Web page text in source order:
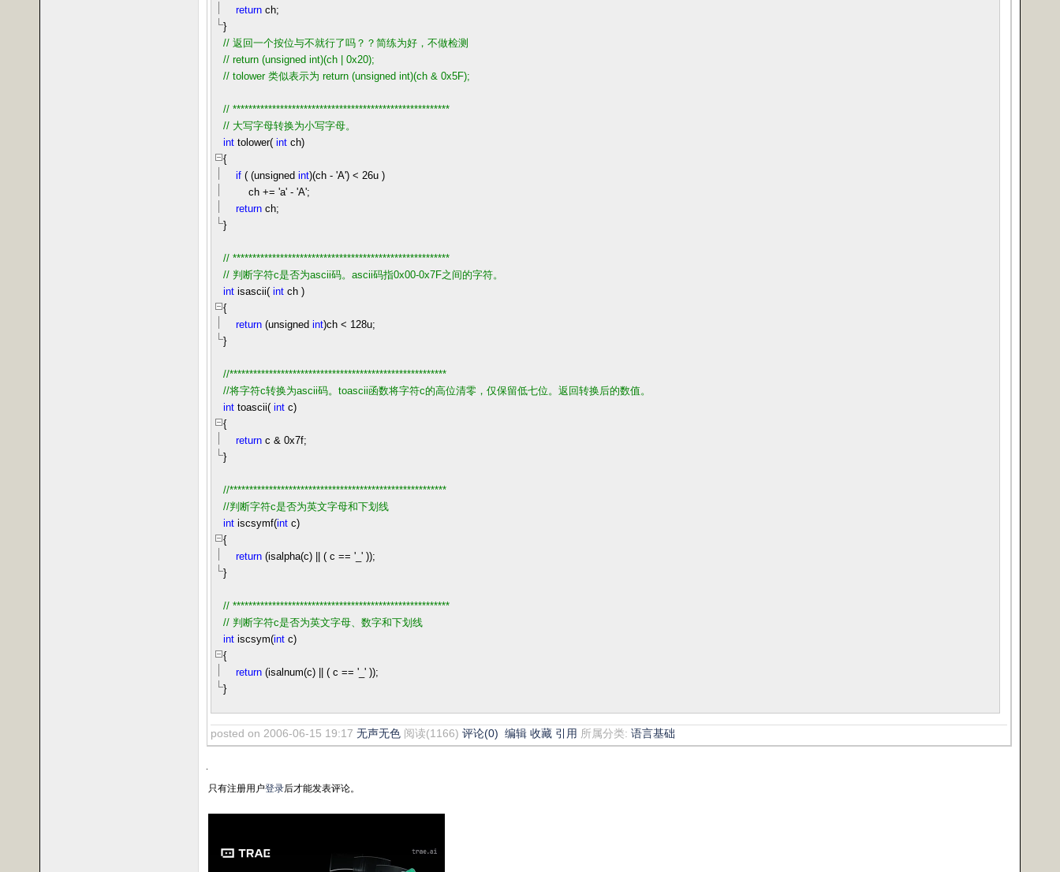
return ch;
}
// 返回一个按位与不就行了吗？？简练为好，不做检测
// return (unsigned int)(ch | 0x20);
// tolower 类似表示为 return (unsigned int)(ch & 0x5F);
// *******************************************************
// 大写字母转换为小写字母。
int tolower( int ch)
{
if ( (unsigned int)(ch - 'A') < 26u )
ch += 'a' - 'A';
return ch;
}
// *******************************************************
// 判断字符c是否为ascii码。ascii码指0x00-0x7F之间的字符。
int isascii( int ch )
{
return (unsigned int)ch < 128u;
}
//*******************************************************
//将字符c转换为ascii码。toascii函数将字符c的高位清零，仅保留低七位。返回转换后的数值。
int toascii( int c)
{
return c & 0x7f;
}
//*******************************************************
//判断字符c是否为英文字母和下划线
int iscsymf(int c)
{
return (isalpha(c) ( c == ' ' ));
}
// *******************************************************
// 判断字符c是否为英文字母、数字和下划线
int iscsym(int c)
{
return (isalnum(c) ( c == ' ' ));
}
posted on 2006-06-15 19:17 无声无色 阅读(1166) 评论(0) 编辑 收藏 引用 所属分类: 语言基础
只有注册用户登录后才能发表评论。